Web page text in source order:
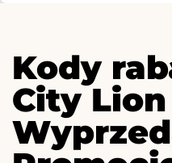
Kody
City Lion